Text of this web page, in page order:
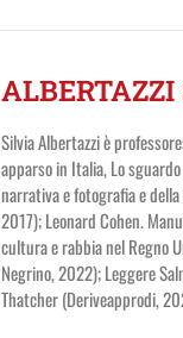
Silvia Albertazzi è
apparso in Italia, Lo
narrativa e fotografia e
2017); Leonard Cohen.
cultura e rabbia nel Regno
Negrino, 2022); Leggere
Thatcher (Deriveapprodi,